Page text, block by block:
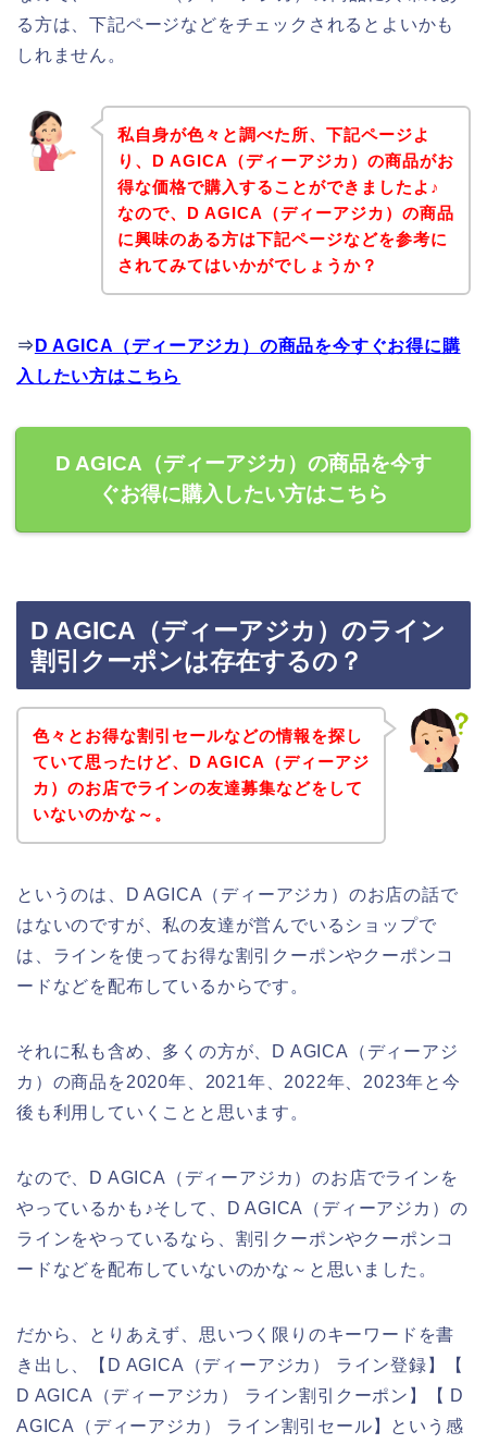
る方は、下記ページなどをチェックされるとよいかも
しれません。
私自身が色々と調べた所、下記ページよ
り、D AGICA（ディーアジカ）の商品がお
得な価格で購入することができましたよ♪
なので、D AGICA（ディーアジカ）の商品
に興味のある方は下記ページなどを参考に
されてみてはいかがでしょうか？
⇒ D AGICA（ディーアジカ）の商品を今すぐお得に購
入したい方はこちら
D AGICA（ディーアジカ）の商品を今す
ぐお得に購入したい方はこちら
D AGICA（ディーアジカ）のライン
割引クーポンは存在するの？
色々とお得な割引セールなどの情報を探し
ていて思ったけど、D AGICA（ディーアジ
カ）のお店でラインの友達募集などをして
いないのかな～。
というのは、D AGICA（ディーアジカ）のお店の話で
はないのですが、私の友達が営んでいるショップで
は、ラインを使ってお得な割引クーポンやクーポンコ
ードなどを配布しているからです。
それに私も含め、多くの方が、D AGICA（ディーアジ
カ）の商品を2020年、2021年、2022年、2023年と今
後も利用していくことと思います。
なので、D AGICA（ディーアジカ）のお店でラインを
やっているかも♪そして、D AGICA（ディーアジカ）の
ラインをやっているなら、割引クーポンやクーポンコ
ードなどを配布していないのかな～と思いました。
だから、とりあえず、思いつく限りのキーワードを書
き出し、【D AGICA（ディーアジカ） ライン登録】【
D AGICA（ディーアジカ） ライン割引クーポン】【 D
AGICA（ディーアジカ） ライン割引セール】という感